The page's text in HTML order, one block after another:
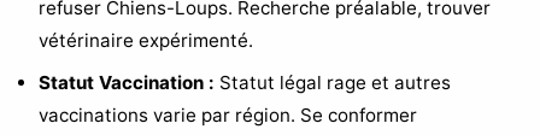
refuser Chiens-Loups. Recherche préalable, trouver
vétérinaire expérimenté.
Statut Vaccination : Statut légal rage et autres
vaccinations varie par région. Se conformer